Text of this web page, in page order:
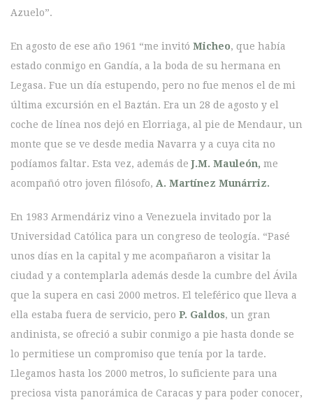
Azuelo”.
En agosto de ese año 1961 “me invitó Micheo, que había
estado conmigo en Gandía, a la boda de su hermana en
Legasa. Fue un día estupendo, pero no fue menos el de mi
última excursión en el Baztán. Era un 28 de agosto y el
coche de línea nos dejó en Elorriaga, al pie de Mendaur, un
monte que se ve desde media Navarra y a cuya cita no
podíamos faltar. Esta vez, además deJ.M. Mauleón, me
acompañó otro joven filósofo, A. Martínez Munárriz.
En 1983 Armendáriz vino a Venezuela invitado por la
Universidad Católica para un congreso de teología. “Pasé
unos días en la capital y me acompañaron a visitar la
ciudad y a contemplarla además desde la cumbre del Ávila
que la supera en casi 2000 metros. El teleférico que lleva a
ella estaba fuera de servicio, pero P. Galdos, un gran
andinista, se ofreció a subir conmigo a pie hasta donde se
lo permitiese un compromiso que tenía por la tarde.
Llegamos hasta los 2000 metros, lo suficiente para una
preciosa vista panorámica de Caracas y para poder conocer,